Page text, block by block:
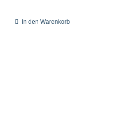
In den Warenkorb